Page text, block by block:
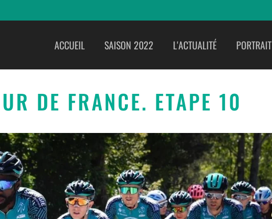
ACCUEIL SAISON 2022 L'ACTUALITÉ PORTRAIT
DE FRANCE. ETAPE 10